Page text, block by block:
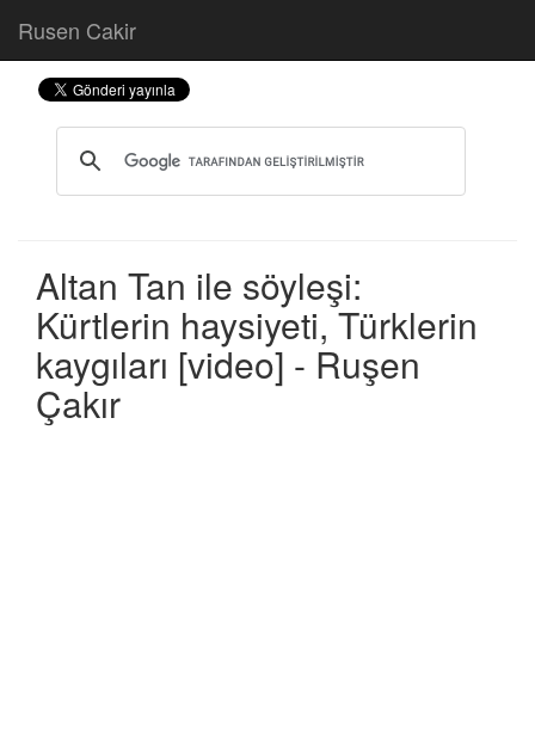
Rusen Cakir
Altan Tan ile söyleşi:
Kürtlerin haysiyeti, Türklerin
kaygıları [video] - Ruşen
Çakır